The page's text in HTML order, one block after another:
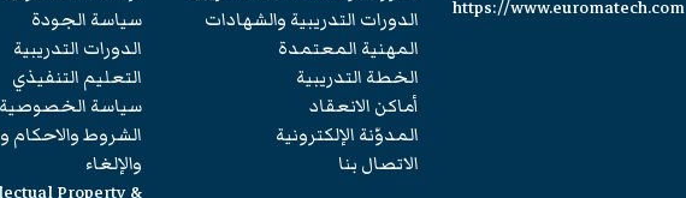
https://www.euromatech.com
الدورات التدريبية والشهادات
المهنية المعتمدة
الخطة التدريبية
أماكن الانعقاد
المدوّنة الإلكترونية
الاتصال بنا
سياسة الجودة
الدورات التدريبية
التعليم التنفيذي
سياسة الخصوصية
الشروط والاحكام
والإلغاء
Property &